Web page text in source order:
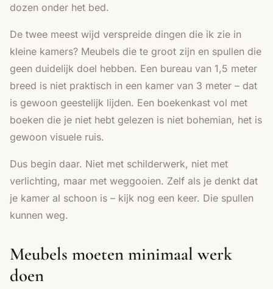
dozen onder het bed.
De twee meest wijd verspreide dingen die ik zie in
kleine kamers? Meubels die te groot zijn en spullen die
geen duidelijk doel hebben. Een bureau van 1,5 meter
breed is niet praktisch in een kamer van 3 meter – dat
is gewoon geestelijk lijden. Een boekenkast vol met
boeken die je niet hebt gelezen is niet bohemian, het is
gewoon visuele ruis.
Dus begin daar. Niet met schilderwerk, niet met
verlichting, maar met weggooien. Zelf als je denkt dat
je kamer al schoon is – kijk nog een keer. Die spullen
kunnen weg.
Meubels moeten minimaal werk
doen